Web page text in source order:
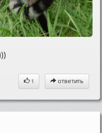
1 ответить